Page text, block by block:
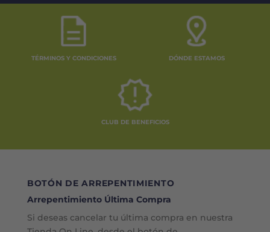
TÉRMINOS Y CONDICIONES DÓNDE ESTAMOS
CLUB DE BENEFICIOS
BOTÓN DE ARREPENTIMIENTO
Arrepentimiento Última Compra
Si deseas cancelar tu última compra en nuestra